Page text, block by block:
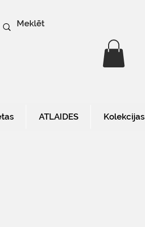
ATLAIDES Kolekcijas